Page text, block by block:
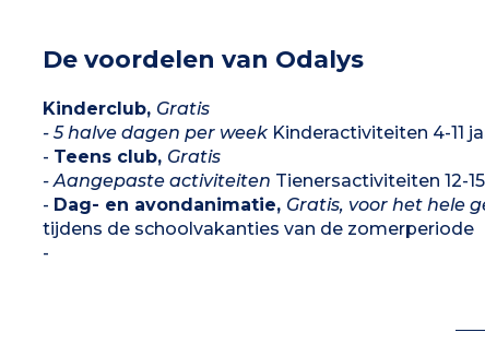
De voordelen van Odalys
Kinderclub, Gratis
- 5 halve dagen per weekKinderactiviteiten 4-11
- Teens club, Gratis
- Aangepaste activiteiten Tienersactiviteiten 12-
- Dag- en avondanimatie, Gratis, voor het hele
tijdens de schoolvakanties van de zomerperiode
-